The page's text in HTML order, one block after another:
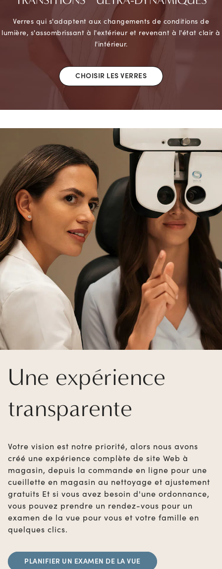
Verres qui s'adaptent aux changements de conditions de
lumière, s'assombrissant à l'extérieur et revenant à l'état clair à
l'intérieur.
CHOISIR LES VERRES
Une expérience
transparente
Votre vision est notre priorité, alors nous avons
créé une expérience complète de site Web à
magasin, depuis la commande en ligne pour une
cueillette en magasin au nettoyage et ajustement
gratuits Et si vous avez besoin d'une ordonnance,
vous pouvez prendre un rendez-vous pour un
examen de la vue pour vous et votre famille en
quelques clics.
PLANIFIER UN EXAMEN DE LA VUE